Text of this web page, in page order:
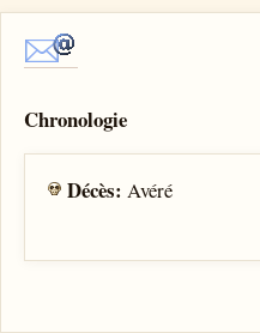
Chronologie
Décès:Avéré